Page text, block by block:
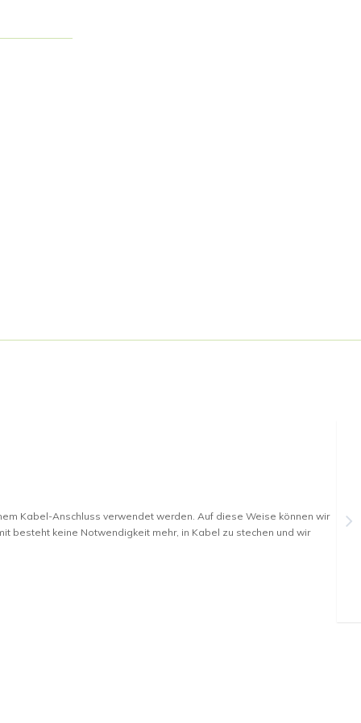
Kabel-Anschluss verwendet werden. Auf diese Weise können wir
besteht keine Notwendigkeit mehr, in Kabel zu stechen und wir